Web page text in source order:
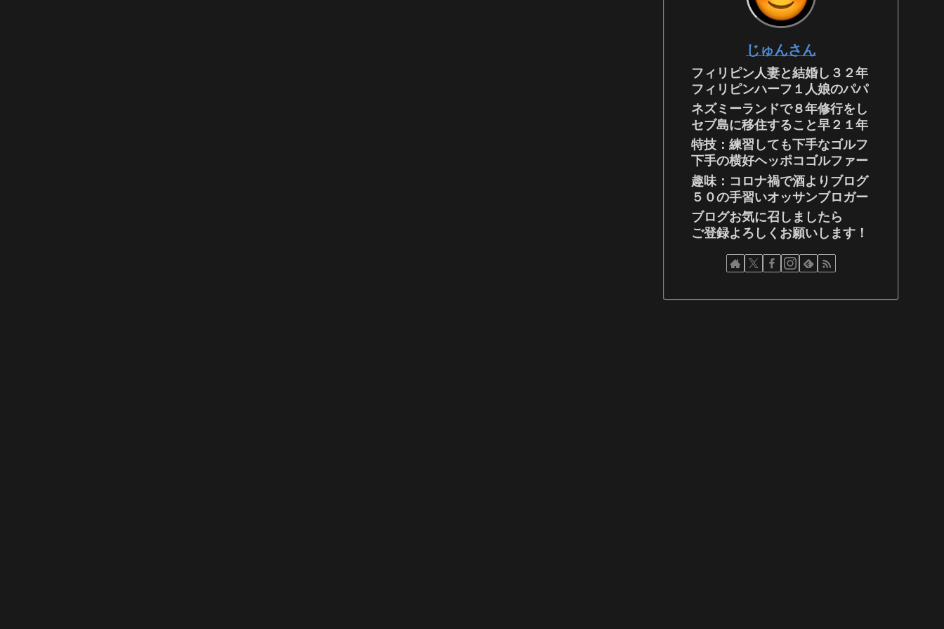
じゅんさん
フィリピン人妻と結婚し３２年
フィリピンハーフ１人娘のパパ
ネズミーランドで８年修行をし
セブ島に移住すること早２１年
特技：練習しても下手なゴルフ
下手の横好ヘッポコゴルファー
趣味：コロナ禍で酒よりブログ
５０の手習いオッサンブロガー
ブログお気に召しましたら
ご登録よろしくお願いします！